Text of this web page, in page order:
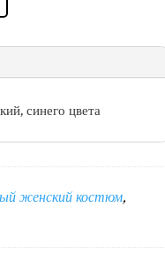
синего цвета
женский костюм,